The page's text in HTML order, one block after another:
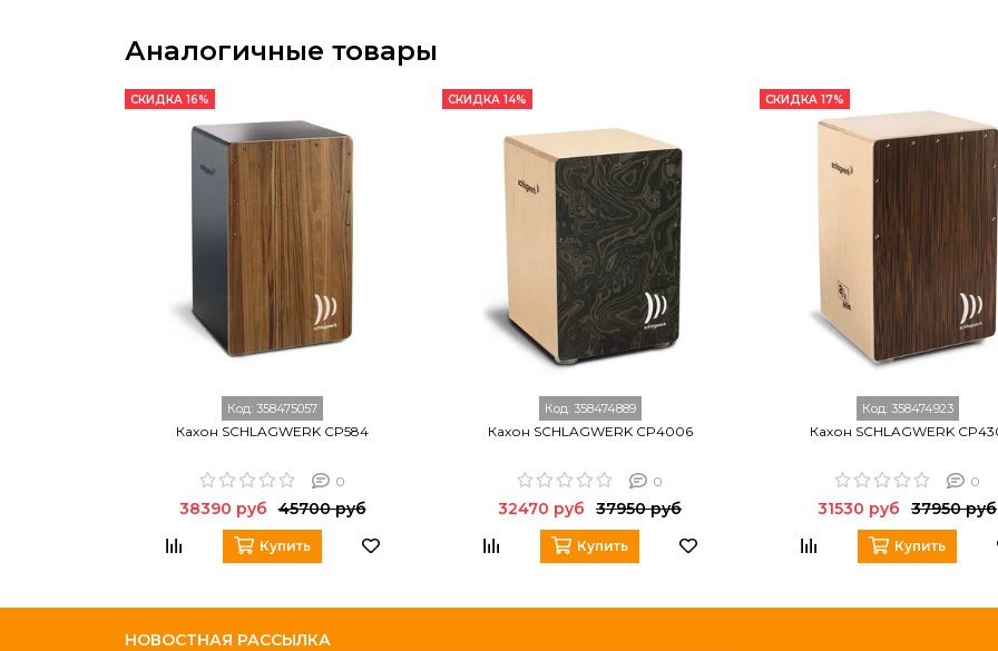
Аналогичные товары
СКИДКА 16%
Код: 358475057
Кахон SCHLAGWERK CP584
0
38390 руб 45700 руб
Купить
СКИДКА 14%
Код: 358474889
Кахон SCHLAGWERK CP4006
0
32470 руб 37950 руб
Купить
СКИДКА 17%
Код: 358474923
Кахон SCHLAGWERK
0
31530 руб 37950 руб
Купить
НОВОСТНАЯ РАССЫЛКА